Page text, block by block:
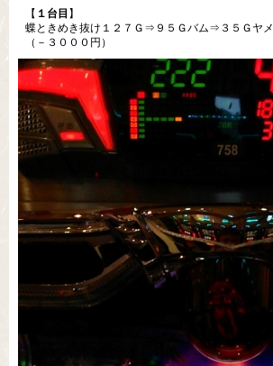
【 １台目 】
蝶ときめき抜け１２７Ｇ⇒９５Ｇバム⇒３５Ｇヤメ
（－３０００円）